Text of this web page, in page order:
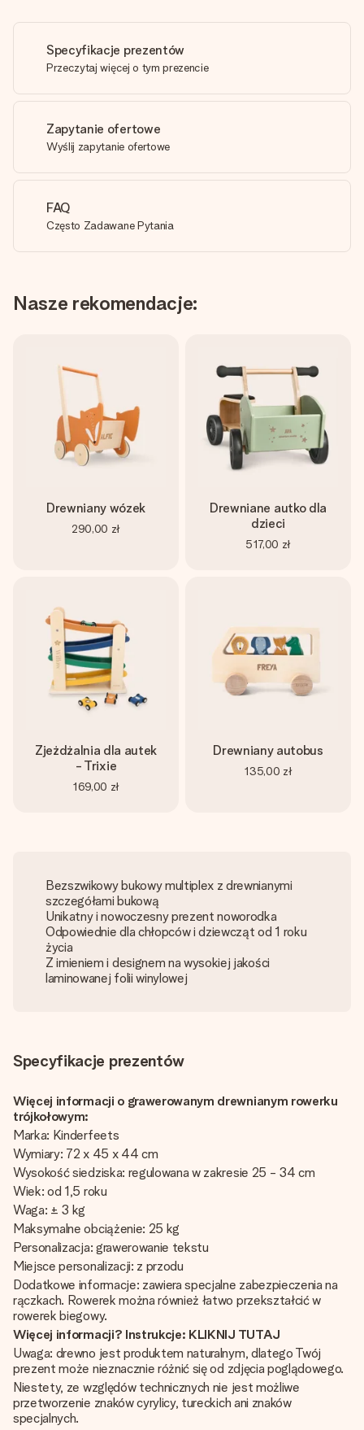
Specyfikacje prezentów
Przeczytaj więcej o tym prezencie
Zapytanie ofertowe
Wyślij zapytanie ofertowe
FAQ
Często Zadawane Pytania
Nasze rekomendacje:
Drewniany wózek
290,00 zł
Drewniane autko dla
dzieci
517,00 zł
Zjeżdżalnia dla autek
- Trixie
169,00 zł
Drewniany autobus
135,00 zł
Bezszwikowy bukowy multiplex z drewnianymi
szczegółami bukową
Unikatny i nowoczesny prezent noworodka
Odpowiednie dla chłopców i dziewcząt od 1 roku
życia
Z imieniem i designem na wysokiej jakości
laminowanej folii winylowej
Specyfikacje prezentów
Więcej informacji o grawerowanym drewnianym rowerku
trójkołowym:
Marka: Kinderfeets
Wymiary: 72 x 45 x 44 cm
Wysokość siedziska: regulowana w zakresie 25 - 34 cm
Wiek: od 1,5 roku
Waga: ± 3 kg
Maksymalne obciążenie: 25 kg
Personalizacja: grawerowanie tekstu
Miejsce personalizacji: z przodu
Dodatkowe informacje: zawiera specjalne zabezpieczenia na
rączkach. Rowerek można również łatwo przekształcić w
rowerek biegowy.
Więcej informacji? Instrukcje: KLIKNIJ TUTAJ
Uwaga: drewno jest produktem naturalnym, dlatego Twój
prezent może nieznacznie różnić się od zdjęcia poglądowego.
Niestety, ze względów technicznych nie jest możliwe
przetworzenie znaków cyrylicy, tureckich ani znaków
specjalnych.